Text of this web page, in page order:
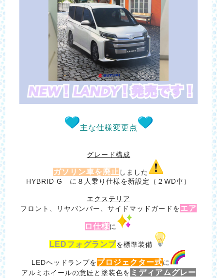
主な仕様変更点
グレード構成
ガソリン車を廃止 しました
HYBRID G に８人乗り仕様を新設定（２WD車）
エクステリア
フロント、リヤバンパー、サイドマッドガードをエア
ロ仕様に
LEDフォグランプを標準装備
LEDヘッドランプをプロジェクター式に
アルミホイールの意匠と塗装色を ミディアムグレー